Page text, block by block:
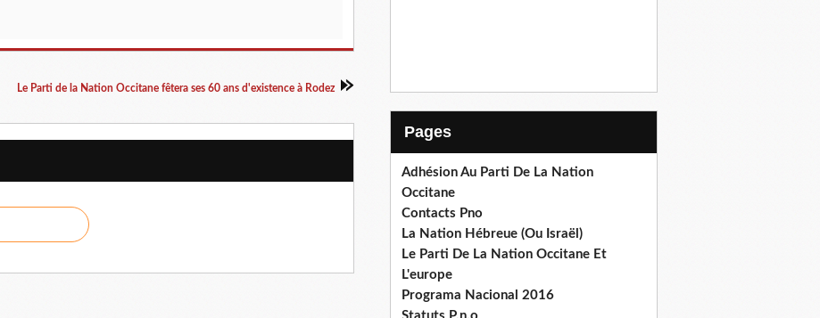
Le Parti de la Nation Occitane fêtera ses 60 ans d'existence à Rodez
Pages
Adhésion Au Parti De La Nation
Occitane
Contacts Pno
La Nation Hébreue (Ou Israël)
Le Parti De La Nation Occitane Et
L'europe
Programa Nacional 2016